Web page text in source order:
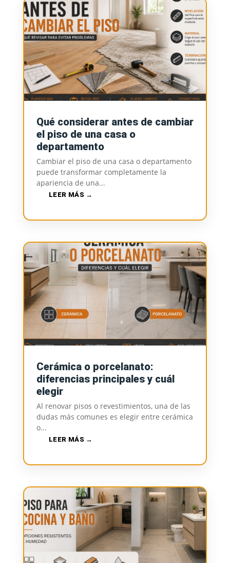
Qué considerar antes de cambiar
el piso de una casa o
departamento
Cambiar el piso de una casa o departamento
puede transformar completamente la
apariencia de una...
LEER MÁS
Cerámica o porcelanato:
diferencias principales y cuál
elegir
Al renovar pisos o revestimientos, una de las
dudas más comunes es elegir entre cerámica
o...
LEER MÁS